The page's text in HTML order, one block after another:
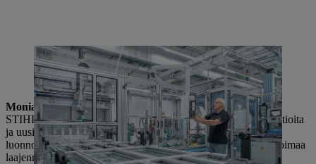
STIHL laajentaa jatkuvasti akkukäyttöisten koneiden osaamistaan:
Vuodesta 2025 lähtien akkukäyttöisen sähkötyökalun ydin, EC-
moottori, valmistetaan itse Waiblingenissä.
Monia uusia tuotteita ammatti- ja kotikäyttöön
STIHL esitteli Kansainvälisessä mediapäivässä monia innovaatioita
ja uusia tuotteita, jotka helpottavat asiakkaiden työskentelyä
luonnossa ja sen parissa. Erityisesti akkuruohotraktorien valikoimaa
laajennetaan merkittävästi.